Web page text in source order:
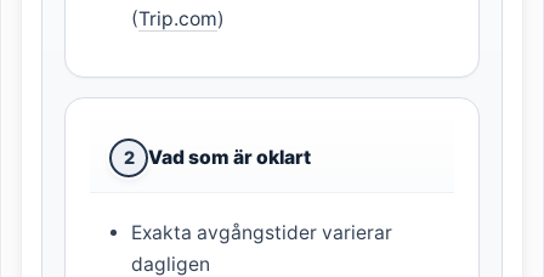
(Trip.com)
2 Vad som är oklart
Exakta avgångstider varierar
dagligen